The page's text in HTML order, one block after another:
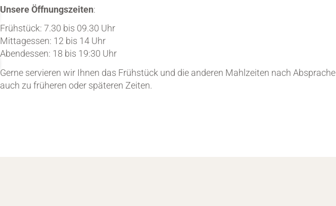
Unsere Öffnungszeiten:
Frühstück: 7.30 bis 09.30 Uhr
Mittagessen: 12 bis 14 Uhr
Abendessen: 18 bis 19:30 Uhr
Gerne servieren wir Ihnen das Frühstück und die anderen Mahlzeiten nach Absprache
auch zu früheren oder späteren Zeiten.